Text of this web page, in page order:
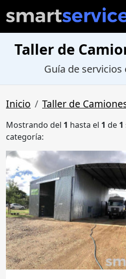
Taller de
Guía de
Inicio Taller de
Mostrando del 1 hasta el 1 de 1
categoría: